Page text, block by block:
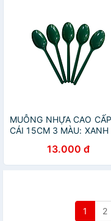
MUỖNG NHỰA CAO
CÁI 15CM 3 MÀU: XANH
13.000 đ
1 2